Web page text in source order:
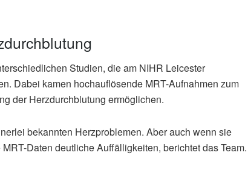
Studien, die am NIHR Leicester
Dabei kamen hochauflösende MRT-Aufnahmen zum
der Herzdurchblutung ermöglichen.
bekannten Herzproblemen. Aber auch wenn sie
Daten deutliche Auffälligkeiten, berichtet das Team.